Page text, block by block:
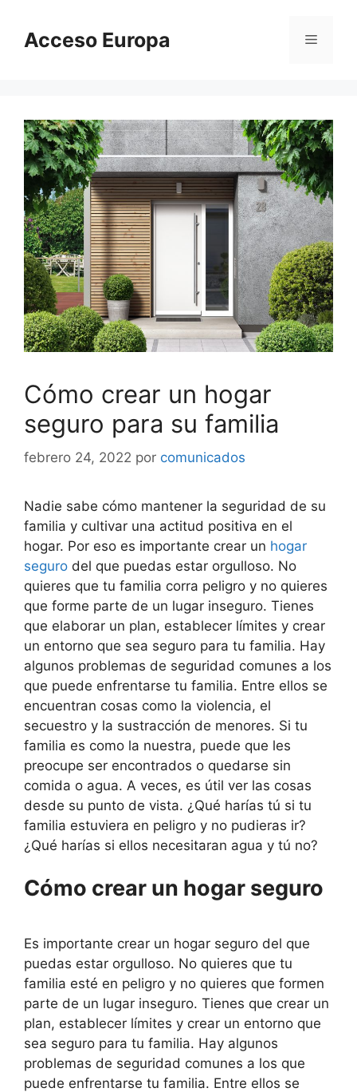
contenido
Acceso Europa Menú
Cómo crear un hogar
seguro para su familia
febrero 24, 2022 por comunicados
Nadie sabe cómo mantener la seguridad de su
familia y cultivar una actitud positiva en el
hogar. Por eso es importante crear un hogar
seguro del que puedas estar orgulloso. No
quieres que tu familia corra peligro y no quieres
que forme parte de un lugar inseguro. Tienes
que elaborar un plan, establecer límites y crear
un entorno que sea seguro para tu familia. Hay
algunos problemas de seguridad comunes a los
que puede enfrentarse tu familia. Entre ellos se
encuentran cosas como la violencia, el
secuestro y la sustracción de menores. Si tu
familia es como la nuestra, puede que les
preocupe ser encontrados o quedarse sin
comida o agua. A veces, es útil ver las cosas
desde su punto de vista. ¿Qué harías tú si tu
familia estuviera en peligro y no pudieras ir?
¿Qué harías si ellos necesitaran agua y tú no?
Cómo crear un hogar seguro
Es importante crear un hogar seguro del que
puedas estar orgulloso. No quieres que tu
familia esté en peligro y no quieres que formen
parte de un lugar inseguro. Tienes que crear un
plan, establecer límites y crear un entorno que
sea seguro para tu familia. Hay algunos
problemas de seguridad comunes a los que
puede enfrentarse tu familia. Entre ellos se